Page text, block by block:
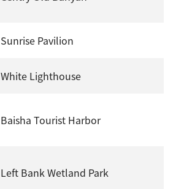
Sunrise Pavilion
White Lighthouse
Baisha Tourist Harbor
Left Bank Wetland Park